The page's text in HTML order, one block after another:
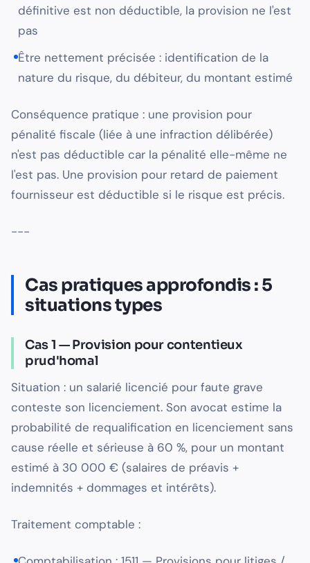
définitive est non déductible, la provision ne l'est
pas
Être nettement précisée : identification de la
nature du risque, du débiteur, du montant estimé
Conséquence pratique : une provision pour
pénalité fiscale (liée à une infraction délibérée)
n'est pas déductible car la pénalité elle-même ne
l'est pas. Une provision pour retard de paiement
fournisseur est déductible si le risque est précis.
---
Cas pratiques approfondis : 5
situations types
Cas 1 — Provision pour contentieux
prud'homal
Situation : un salarié licencié pour faute grave
conteste son licenciement. Son avocat estime la
probabilité de requalification en licenciement sans
cause réelle et sérieuse à 60 %, pour un montant
estimé à 30 000 € (salaires de préavis +
indemnités + dommages et intérêts).
Traitement comptable :